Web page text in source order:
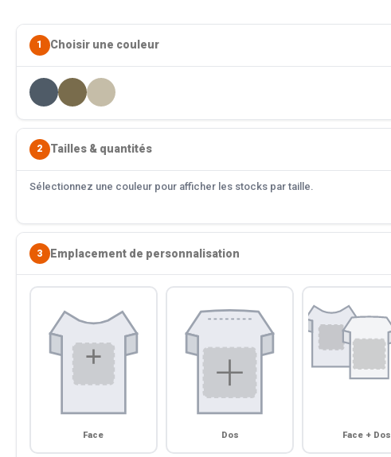
1 Choisir une couleur
2 Tailles & quantités
Sélectionnez une couleur pour afficher les stocks par taille.
3 Emplacement de personnalisation
Face Dos Face + Dos